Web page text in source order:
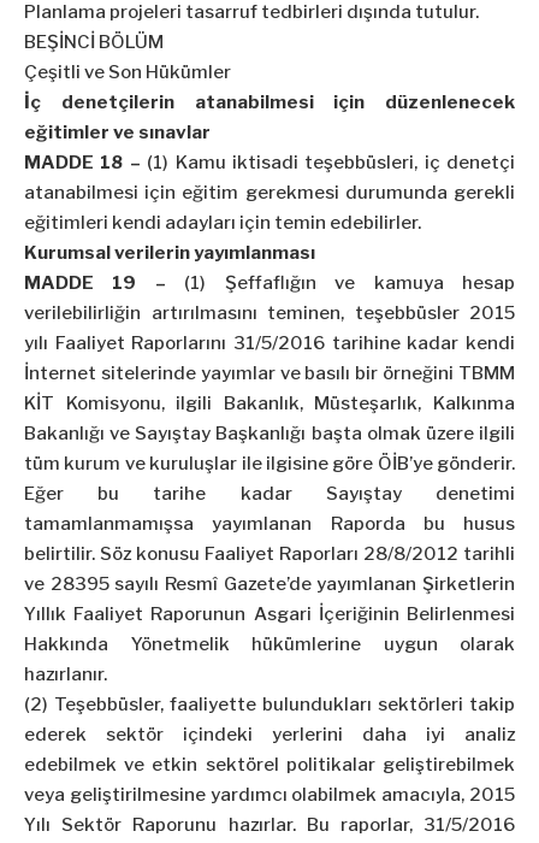
Planlama projeleri tasarruf tedbirleri dışında tutulur.
BEŞİNCİ BÖLÜM
Çeşitli ve Son Hükümler
İç denetçilerin atanabilmesi için düzenlenecek
eğitimler ve sınavlar
MADDE 18 – (1) Kamu iktisadi teşebbüsleri, iç denetçi
atanabilmesi için eğitim gerekmesi durumunda gerekli
eğitimleri kendi adayları için temin edebilirler.
Kurumsal verilerin yayımlanması
MADDE 19 – (1) Şeffaflığın ve kamuya hesap
verilebilirliğin artırılmasını teminen, teşebbüsler 2015
yılı Faaliyet Raporlarını 31/5/2016 tarihine kadar kendi
İnternet sitelerinde yayımlar ve basılı bir örneğini TBMM
KİT Komisyonu, ilgili Bakanlık, Müsteşarlık, Kalkınma
Bakanlığı ve Sayıştay Başkanlığı başta olmak üzere ilgili
tüm kurum ve kuruluşlar ile ilgisine göre ÖİB’ye gönderir.
Eğer bu tarihe kadar Sayıştay denetimi
tamamlanmamışsa yayımlanan Raporda bu husus
belirtilir. Söz konusu Faaliyet Raporları 28/8/2012 tarihli
ve 28395 sayılı Resmî Gazete’de yayımlanan Şirketlerin
Yıllık Faaliyet Raporunun Asgari İçeriğinin Belirlenmesi
Hakkında Yönetmelik hükümlerine uygun olarak
hazırlanır.
(2) Teşebbüsler, faaliyette bulundukları sektörleri takip
ederek sektör içindeki yerlerini daha iyi analiz
edebilmek ve etkin sektörel politikalar geliştirebilmek
veya geliştirilmesine yardımcı olabilmek amacıyla, 2015
Yılı Sektör Raporunu hazırlar. Bu raporlar, 31/5/2016